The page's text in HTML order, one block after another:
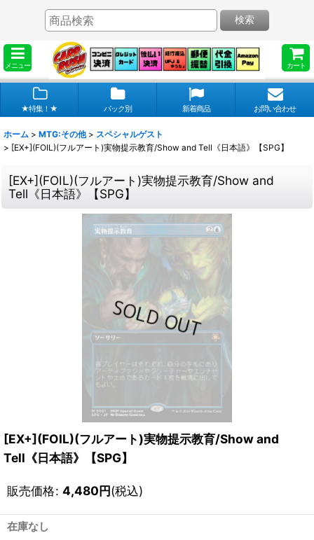
メニュー カート
検索
★特集！★ パック別 新着商品 お問い合わせ
ホーム > MTG:その他 > スペシャルゲスト
> [EX+](FOIL)(フルアート)実物提示教育/Show and Tell《日本語》【SPG】
[EX+](FOIL)(フルアート)実物提示教育/Show and
Tell《日本語》【SPG】
[EX+](FOIL)(フルアート)実物提示教育/Show and
Tell《日本語》【SPG】
販売価格: 4,480円(税込)
在庫なし